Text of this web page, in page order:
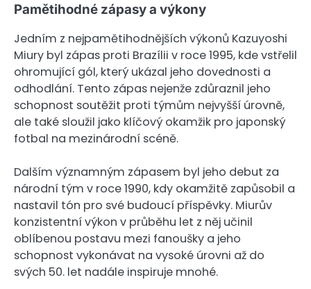
Pamětihodné zápasy a výkony
Jedním z nejpamětihodnějších výkonů Kazuyoshi
Miury byl zápas proti Brazílii v roce 1995, kde vstřelil
ohromující gól, který ukázal jeho dovednosti a
odhodlání. Tento zápas nejenže zdůraznil jeho
schopnost soutěžit proti týmům nejvyšší úrovně,
ale také sloužil jako klíčový okamžik pro japonský
fotbal na mezinárodní scéně.
Dalším významným zápasem byl jeho debut za
národní tým v roce 1990, kdy okamžitě zapůsobil a
nastavil tón pro své budoucí příspěvky. Miurův
konzistentní výkon v průběhu let z něj učinil
oblíbenou postavu mezi fanoušky a jeho
schopnost vykonávat na vysoké úrovni až do
svých 50. let nadále inspiruje mnohé.